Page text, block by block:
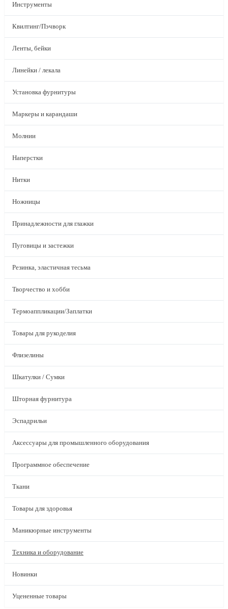
Инструменты
Квилтинг/Пэчворк
Ленты, бейки
Линейки / лекала
Установка фурнитуры
Маркеры и карандаши
Молнии
Наперстки
Нитки
Ножницы
Принадлежности для глажки
Пуговицы и застежки
Резинка, эластичная тесьма
Творчество и хобби
Термоаппликации/Заплатки
Товары для рукоделия
Флизелины
Шкатулки / Сумки
Шторная фурнитура
Эспадрильи
Аксессуары для промышленного оборудования
Программное обеспечение
Ткани
Товары для здоровья
Маникюрные инструменты
Техника и оборудование
Новинки
Уцененные товары